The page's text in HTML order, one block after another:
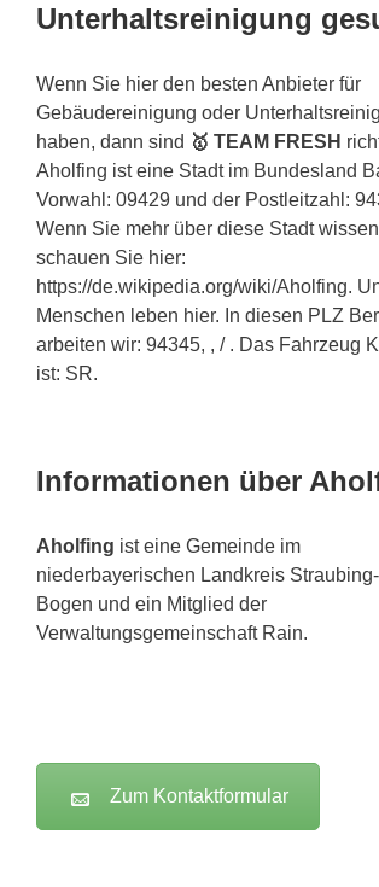
Unterhaltsreinigung
Wenn Sie hier den besten Anbieter für
Gebäudereinigung oder
haben, dann sind 🥇 TEAM FRESH
Aholfing ist eine Stadt im Bundesland
Vorwahl: 09429 und der Postleitzahl:
Wenn Sie mehr über diese Stadt
schauen Sie hier:
https://de.wikipedia.org/wiki/Aholfing.
Menschen leben hier. In diesen PLZ
arbeiten wir: 94345, , / . Das Fahrzeug
ist: SR.
Informationen über
Aholfing ist eine Gemeinde im
niederbayerischen Landkreis Straubing-
Bogen und ein Mitglied der
Verwaltungsgemeinschaft Rain.
Zum Kontaktformular